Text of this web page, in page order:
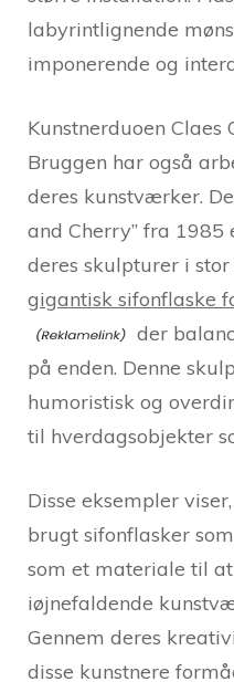
labyrintlignende
imponerende og
Kunstnerduoen Claes
Bruggen har også
deres kunstværker.
and Cherry” fra 1985
deres skulpturer i stor
gigantisk sifonflaske
der
på enden. Denne
humoristisk og
til hverdagsobjekter
Disse eksempler
brugt sifonflasker
som et materiale til
iøjnefaldende
Gennem deres
disse kunstnere